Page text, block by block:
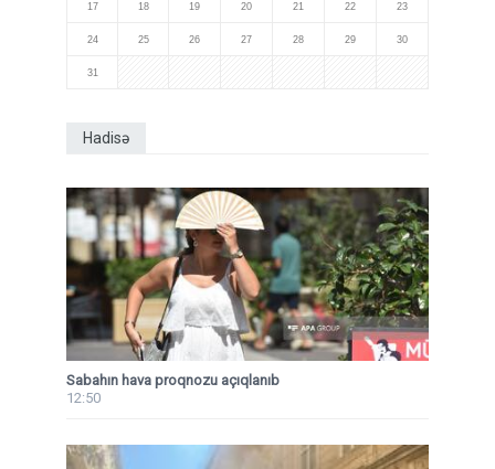
17 18 19 20 21 22 23
24 25 26 27 28 29 30
31
Hadisə
Sabahın hava proqnozu açıqlanıb
12:50